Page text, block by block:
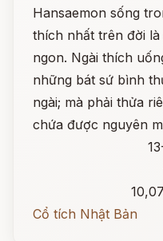
Hansaemon sống
thích nhất trên đời
ngon. Ngài thích
những bát sứ bình
ngài; mà phải thửa
chứa được nguyên
Cổ tích Nhật Bản